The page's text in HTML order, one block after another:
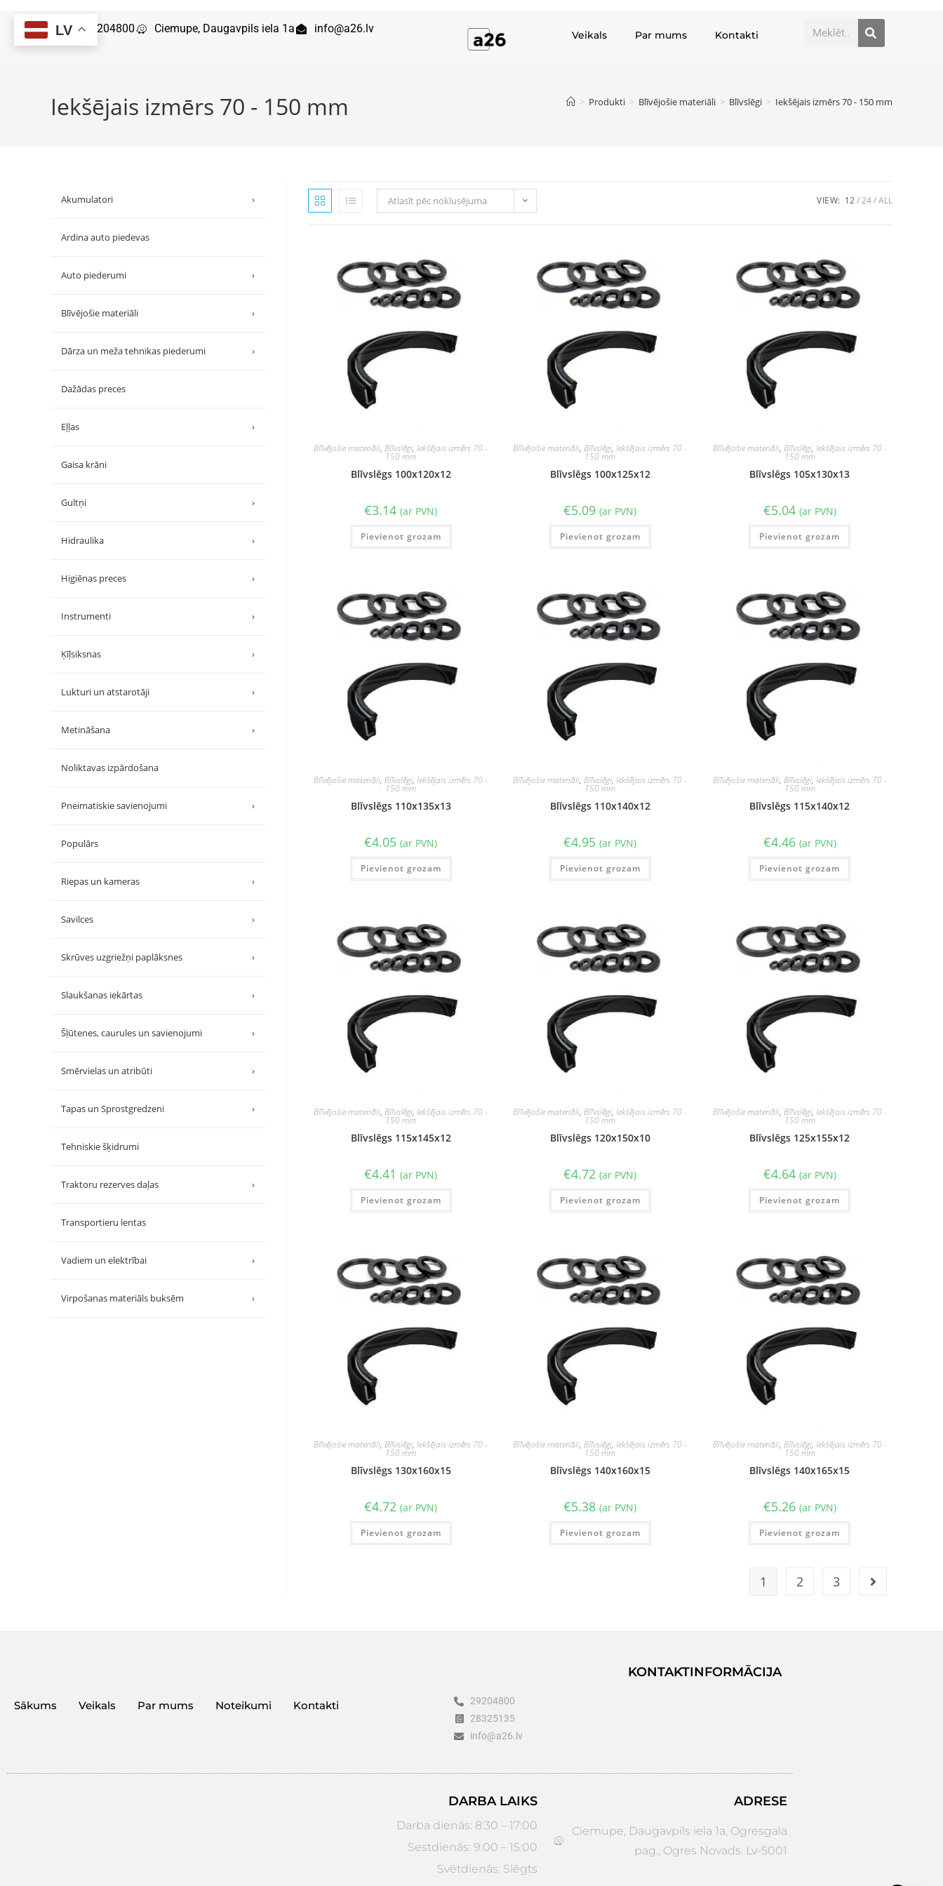
29204800 Ciemupe, Daugavpils iela 1a info@a26.lv Veikals Par mums Kontakti
Iekšējais izmērs 70 - 150 mm > Produkti > Blīvējošie materiāli > Blīvslēgi > Iekšējais izmērs 70 - 150 mm
Atlasīt pēc noklusējuma VIEW: 12 24 ALL
Blīvējošie materiāli,Blīvslēgi,Iekšējais izmērs 70 -
150 mm
Blīvslēgs 100x120x12
€3.14 (ar PVN)
Pievienot grozam
Blīvējošie materiāli,Blīvslēgi,Iekšējais izmērs 70 -
150 mm
Blīvslēgs 100x125x12
€5.09 (ar PVN)
Pievienot grozam
Blīvējošie materiāli, Blīvslēgi, Iekšējais izmērs 70 -
150 mm
Blīvslēgs 105x130x13
€5.04 (ar PVN)
Pievienot grozam
Blīvējošie materiāli,Blīvslēgi,Iekšējais izmērs 70 -
150 mm
Blīvslēgs 110x135x13
€4.05 (ar PVN)
Pievienot grozam
Blīvējošie materiāli,Blīvslēgi,Iekšējais izmērs 70 -
150 mm
Blīvslēgs 110x140x12
€4.95 (ar PVN)
Pievienot grozam
Blīvējošie materiāli, Blīvslēgi, Iekšējais izmērs 70 -
150 mm
Blīvslēgs 115x140x12
€4.46 (ar PVN)
Pievienot grozam
Blīvējošie materiāli,Blīvslēgi,Iekšējais izmērs 70 -
150 mm
Blīvslēgs 115x145x12
€4.41 (ar PVN)
Pievienot grozam
Blīvējošie materiāli,Blīvslēgi,Iekšējais izmērs 70 -
150 mm
Blīvslēgs 120x150x10
€4.72 (ar PVN)
Pievienot grozam
Blīvējošie materiāli, Blīvslēgi, Iekšējais izmērs 70 -
150 mm
Blīvslēgs 125x155x12
€4.64 (ar PVN)
Pievienot grozam
Blīvējošie materiāli,Blīvslēgi,Iekšējais izmērs 70 -
150 mm
Blīvslēgs 130x160x15
€4.72 (ar PVN)
Pievienot grozam
Blīvējošie materiāli,Blīvslēgi,Iekšējais izmērs 70 -
150 mm
Blīvslēgs 140x160x15
€5.38 (ar PVN)
Pievienot grozam
Blīvējošie materiāli, Blīvslēgi, Iekšējais izmērs 70 -
150 mm
Blīvslēgs 140x165x15
€5.26 (ar PVN)
Pievienot grozam
1 2 3
Akumulatori ›
Ardina auto piedevas
Auto piederumi ›
Blīvējošie materiāli ›
Dārza un meža tehnikas piederumi ›
Dažādas preces
Eļļas ›
Gaisa krāni
Gultņi ›
Hidraulika ›
Higiēnas preces ›
Instrumenti ›
Ķīļsiksnas ›
Lukturi un atstarotāji ›
Metināšana ›
Noliktavas izpārdošana
Pneimatiskie savienojumi ›
Populārs
Riepas un kameras ›
Savilces ›
Skrūves uzgriežņi paplāksnes ›
Slaukšanas iekārtas ›
Šļūtenes, caurules un savienojumi ›
Smērvielas un atribūti ›
Tapas un Sprostgredzeni ›
Tehniskie šķidrumi
Traktoru rezerves daļas ›
Transportieru lentas
Vadiem un elektrībai ›
Virpošanas materiāls buksēm ›
Sākums Veikals Par mums Noteikumi Kontakti
KONTAKTINFORMĀCIJA
29204800
28325135
info@a26.lv
DARBA LAIKS
Darba dienās: 8:30 – 17:00
Sestdienās: 9:00 – 15:00
Svētdienās: Slēgts
ADRESE
Ciemupe, Daugavpils iela 1a, Ogresgala
pag., Ogres Novads. Lv-5001
LV